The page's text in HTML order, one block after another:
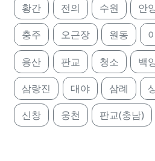
황간 전의 수원 안
충주 오근장 원동
용산 판교 청소 백
삼랑진 대야 삼례
신창 웅천 판교(충남)